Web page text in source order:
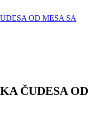
OD MESA SA
ČUDESA OD